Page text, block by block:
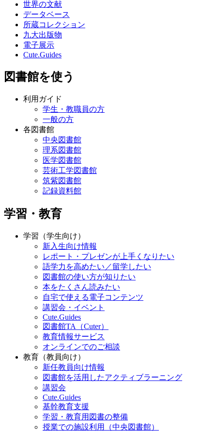
世界の文献
データベース
所蔵コレクション
九大出版物
電子展示
Cute.Guides
図書館を使う
利用ガイド
学生・教職員の方
一般の方
各図書館
中央図書館
理系図書館
医学図書館
芸術工学図書館
筑紫図書館
記録資料館
学習・教育
学習（学生向け）
新入生向け情報
レポート・プレゼンが上手くなりたい
語学力を高めたい／留学したい
図書館の使い方が知りたい
本をたくさん読みたい
自宅で使える電子コンテンツ
講習会・イベント
Cute.Guides
図書館TA（Cuter）
教育情報サービス
オンラインでのご相談
教育（教員向け）
新任教員向け情報
図書館を活用したアクティブラーニング
講習会
Cute.Guides
基幹教育支援
学習・教育用図書の整備
授業での施設利用（中央図書館）